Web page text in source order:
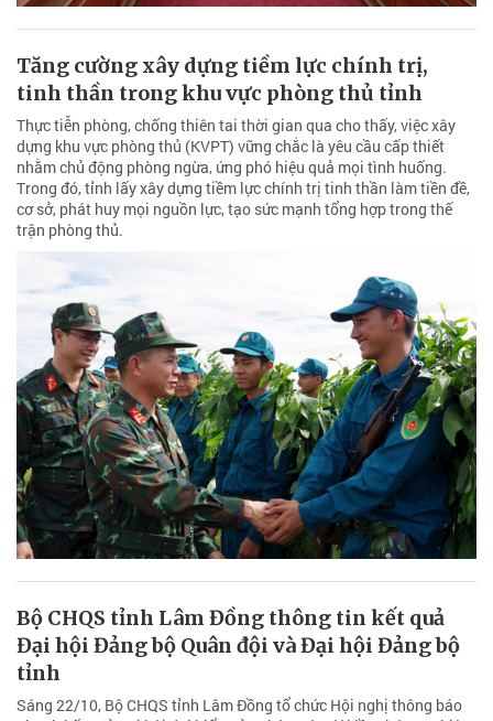
Tăng cường xây dựng tiềm lực chính trị,
tinh thần trong khu vực phòng thủ tỉnh
Thực tiễn phòng, chống thiên tai thời gian qua cho thấy, việc xây
dựng khu vực phòng thủ (KVPT) vững chắc là yêu cầu cấp thiết
nhằm chủ động phòng ngừa, ứng phó hiệu quả mọi tình huống.
Trong đó, tỉnh lấy xây dựng tiềm lực chính trị tinh thần làm tiền đề,
cơ sở, phát huy mọi nguồn lực, tạo sức mạnh tổng hợp trong thế
trận phòng thủ.
Bộ CHQS tỉnh Lâm Đồng thông tin kết quả
Đại hội Đảng bộ Quân đội và Đại hội Đảng bộ
tỉnh
Sáng 22/10, Bộ CHQS tỉnh Lâm Đồng tổ chức Hội nghị thông báo